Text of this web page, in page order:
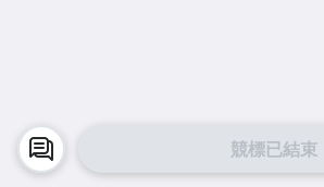
競標已結束